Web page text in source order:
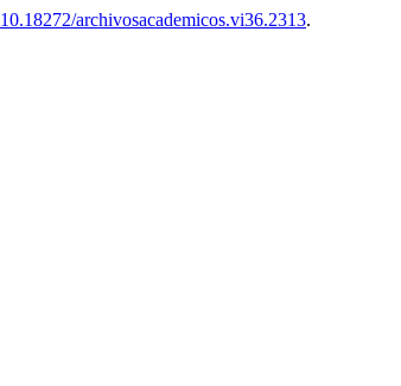
10.18272/archivosacademicos.vi36.2313.